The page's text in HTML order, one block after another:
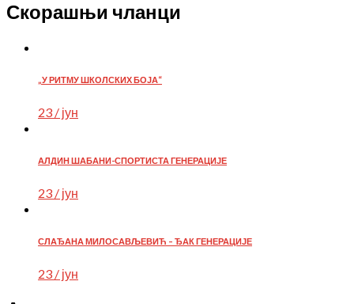
Скорашњи чланци
„У РИТМУ ШКОЛСКИХ БОЈА“
23 / јун
АЛДИН ШАБАНИ-СПОРТИСТА ГЕНЕРАЦИЈЕ
23 / јун
СЛАЂАНА МИЛОСАВЉЕВИЋ – ЂАК ГЕНЕРАЦИЈЕ
23 / јун